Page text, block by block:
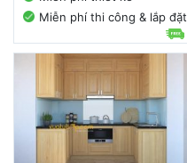
Miễn phí thi công & lắp đặt